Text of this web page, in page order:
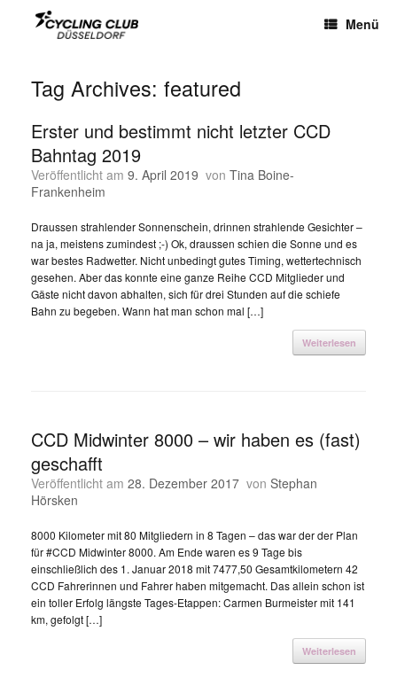
Menü
Tag Archives: featured
Erster und bestimmt nicht letzter CCD
Bahntag 2019
Veröffentlicht am 9. April 2019 von Tina Boine-
Frankenheim
Draussen strahlender Sonnenschein, drinnen strahlende Gesichter –
na ja, meistens zumindest ;-) Ok, draussen schien die Sonne und es
war bestes Radwetter. Nicht unbedingt gutes Timing, wettertechnisch
gesehen. Aber das konnte eine ganze Reihe CCD Mitglieder und
Gäste nicht davon abhalten, sich für drei Stunden auf die schiefe
Bahn zu begeben. Wann hat man schon mal […]
Weiterlesen
CCD Midwinter 8000 – wir haben es (fast)
geschafft
Veröffentlicht am 28. Dezember 2017 von Stephan
Hörsken
8000 Kilometer mit 80 Mitgliedern in 8 Tagen – das war der der Plan
für #CCD Midwinter 8000. Am Ende waren es 9 Tage bis
einschließlich des 1. Januar 2018 mit 7477,50 Gesamtkilometern 42
CCD Fahrerinnen und Fahrer haben mitgemacht. Das allein schon ist
ein toller Erfolg längste Tages-Etappen: Carmen Burmeister mit 141
km, gefolgt […]
Weiterlesen